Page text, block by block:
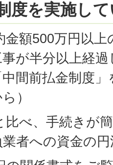
度を実施し
金額500万円以
が半分以上経
間前払金制度
）
比べ、手続きが
者への資金の